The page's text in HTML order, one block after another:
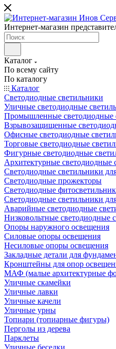
Интернет-магазин
Каталог
По всему сайту
По каталогу
Каталог
Светодиодные светильники
Уличные светодиодные
Промышленные светодиодные
Взрывозащищенные
Офисные светодиодные
Торговые светодиодные
Фигурные светодиодные
Архитектурные светодиодные
Светодиодные светильники
Светодиодные прожекторы
Светодиодные
Светодиодные светильники
Аварийные светодиодные
Низковольтные светодиодные
Опоры наружного освещения
Силовые опоры освещения
Несиловые опоры освещения
Закладные детали для
Кронштейны для опор
МАФ (малые архитектурные
Уличные скамейки
Уличные лавки
Уличные качели
Уличные урны
Топиари (топиарные фигуры)
Перголы из дерева
Парклеты
Уличные беседки